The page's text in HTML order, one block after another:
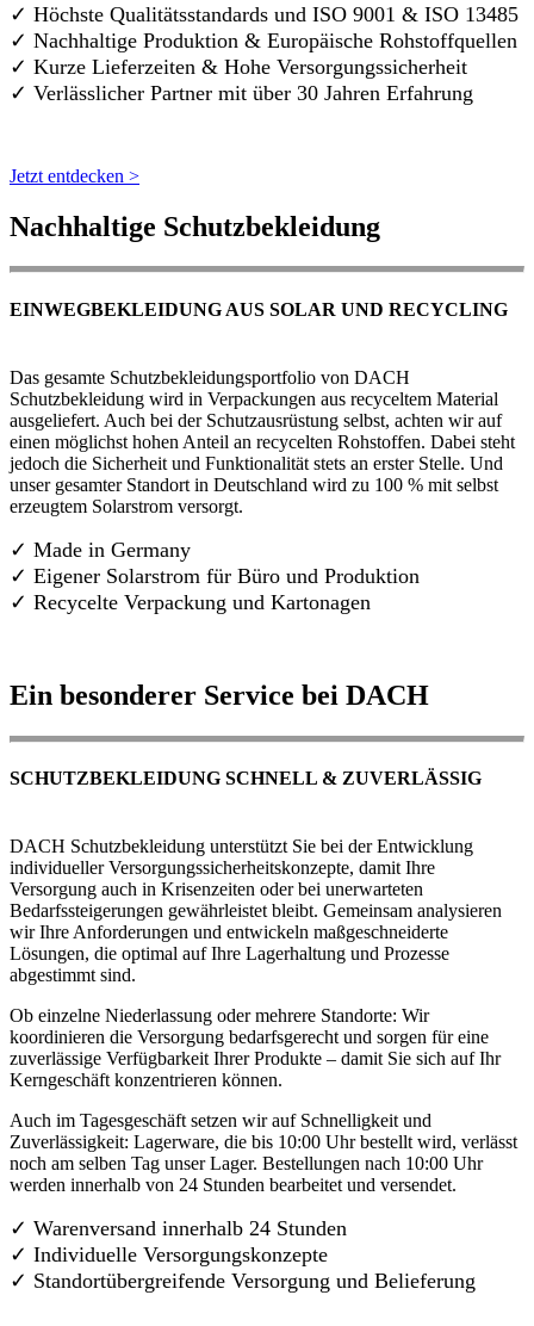
✓ Höchste Qualitätsstandards und ISO 9001 & ISO 13485
✓ Nachhaltige Produktion & Europäische Rohstoffquellen
✓ Kurze Lieferzeiten & Hohe Versorgungssicherheit
✓ Verlässlicher Partner mit über 30 Jahren Erfahrung
Jetzt entdecken >
Nachhaltige Schutzbekleidung
EINWEGBEKLEIDUNG AUS SOLAR UND RECYCLING
Das gesamte Schutzbekleidungsportfolio von DACH
Schutzbekleidung wird in Verpackungen aus recyceltem Material
ausgeliefert. Auch bei der Schutzausrüstung selbst, achten wir auf
einen möglichst hohen Anteil an recycelten Rohstoffen. Dabei steht
jedoch die Sicherheit und Funktionalität stets an erster Stelle. Und
unser gesamter Standort in Deutschland wird zu 100 % mit selbst
erzeugtem Solarstrom versorgt.
✓ Made in Germany
✓ Eigener Solarstrom für Büro und Produktion
✓ Recycelte Verpackung und Kartonagen
Ein besonderer Service bei DACH
SCHUTZBEKLEIDUNG SCHNELL & ZUVERLÄSSIG
DACH Schutzbekleidung unterstützt Sie bei der Entwicklung
individueller Versorgungssicherheitskonzepte, damit Ihre
Versorgung auch in Krisenzeiten oder bei unerwarteten
Bedarfssteigerungen gewährleistet bleibt. Gemeinsam analysieren
wir Ihre Anforderungen und entwickeln maßgeschneiderte
Lösungen, die optimal auf Ihre Lagerhaltung und Prozesse
abgestimmt sind.
Ob einzelne Niederlassung oder mehrere Standorte: Wir
koordinieren die Versorgung bedarfsgerecht und sorgen für eine
zuverlässige Verfügbarkeit Ihrer Produkte – damit Sie sich auf Ihr
Kerngeschäft konzentrieren können.
Auch im Tagesgeschäft setzen wir auf Schnelligkeit und
Zuverlässigkeit: Lagerware, die bis 10:00 Uhr bestellt wird, verlässt
noch am selben Tag unser Lager. Bestellungen nach 10:00 Uhr
werden innerhalb von 24 Stunden bearbeitet und versendet.
✓ Warenversand innerhalb 24 Stunden
✓ Individuelle Versorgungskonzepte
✓ Standortübergreifende Versorgung und Belieferung